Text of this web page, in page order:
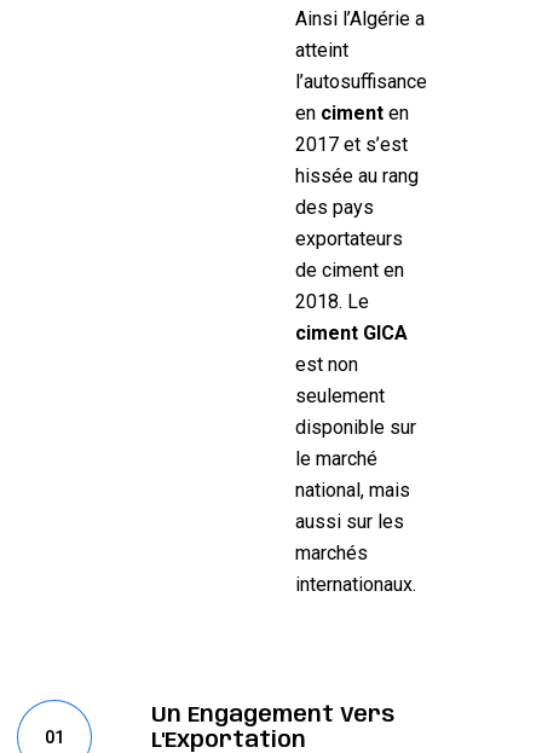
Ainsi l’Algérie a
atteint
l’autosuffisance
en cimenten
2017 et s’est
hissée au rang
des pays
exportateurs
de ciment en
2018. Le
ciment GICA
est non
seulement
disponible sur
le marché
national, mais
aussi sur les
marchés
internationaux.
01
Un Engagement Vers
L'Exportation